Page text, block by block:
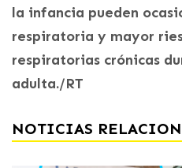
la infancia pueden
respiratoria y mayor
respiratorias crónicas
adulta./RT
NOTICIAS